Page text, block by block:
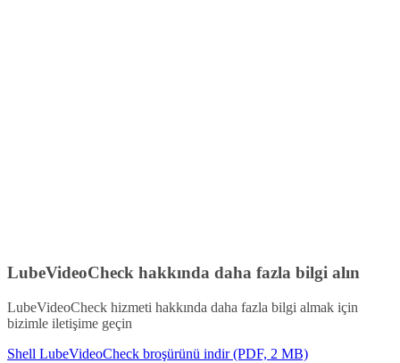
LubeVideoCheck hakkında daha fazla bilgi alın
LubeVideoCheck hizmeti hakkında daha fazla bilgi almak için
bizimle iletişime geçin
Shell LubeVideoCheck broşürünü indir (PDF, 2 MB)